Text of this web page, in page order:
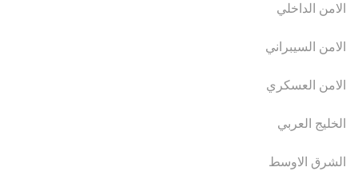
الامن الداخلي
الامن السيبراني
الامن العسكري
الخليج العربي
الشرق الاوسط